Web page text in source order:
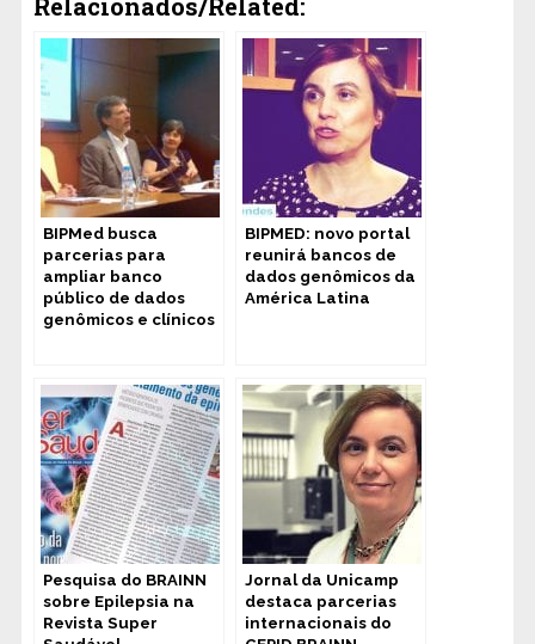
BIPMed busca
parcerias para
ampliar banco
público de dados
genômicos e clínicos
BIPMED: novo portal
reunirá bancos de
dados genômicos da
América Latina
Pesquisa do BRAINN
sobre Epilepsia na
Revista Super
Jornal da Unicamp
destaca parcerias
internacionais do